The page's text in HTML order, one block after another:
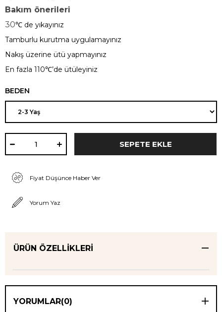
Bakım önerileri
30℃ de yıkayınız
Tamburlu kurutma uygulamayınız
Nakış üzerine ütü yapmayınız
En fazla 110℃’de ütüleyiniz
BEDEN
Fiyat Düşünce Haber Ver
Yorum Yaz
ÜRÜN ÖZELLIKLERI
YORUMLAR(0)